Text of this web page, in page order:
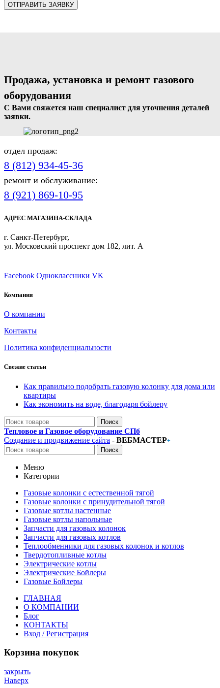
Продажа, установка и ремонт газового
оборудования
С Вами свяжется наш специалист для уточнения деталей
заявки.
отдел продаж:
8 (812) 934-45-36
ремонт и обслуживание:
8 (921) 869-10-95
АДРЕС МАГАЗИНА-СКЛАДА
г. Санкт-Петербург,
ул. Московский проспект дом 182, лит. А
Facebook Одноклассники VK
Компания
О компании
Контакты
Политика конфиденциальности
Свежие статьи
Как правильно подобрать газовую колонку для дома или
квартиры
Как экономить на воде, благодаря бойлеру
Поиск
Тепловое и Газовое оборудование СПб
Создание и продвижение сайта - ВЕБМАСТЕР+
Поиск
Меню
Категории
Газовые колонки с естественной тягой
Газовые колонки с принудительной тягой
Газовые котлы настенные
Газовые котлы напольные
Запчасти для газовых колонок
Запчасти для газовых котлов
Теплообменники для газовых колонок и котлов
Твердотопливные котлы
Электрические котлы
Электрические Бойлеры
Газовые Бойлеры
ГЛАВНАЯ
О КОМПАНИИ
Блог
КОНТАКТЫ
Вход / Регистрация
Корзина покупок
закрыть
Наверх